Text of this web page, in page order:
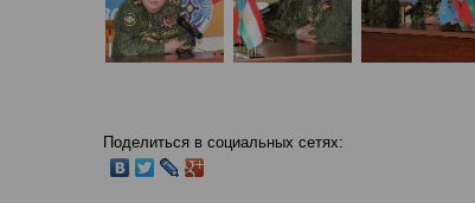
Поделиться в социальных сетях: